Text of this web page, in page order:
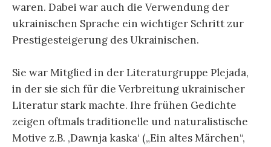
waren. Dabei war auch die Verwendung der
ukrainischen Sprache ein wichtiger Schritt zur
Prestigesteigerung des Ukrainischen.
Sie war Mitglied in der Literaturgruppe Plejada,
in der sie sich für die Verbreitung ukrainischer
Literatur stark machte. Ihre frühen Gedichte
zeigen oftmals traditionelle und naturalistische
Motive z.B. ‚Dawnja kaska‘ („Ein altes Märchen“,